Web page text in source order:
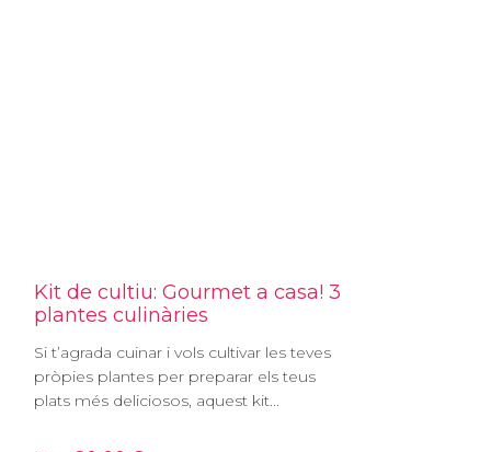
Kit de cultiu: Gourmet a casa! 3
plantes culinàries
Si t’agrada cuinar i vols cultivar les teves
pròpies plantes per preparar els teus
plats més deliciosos, aquest kit...